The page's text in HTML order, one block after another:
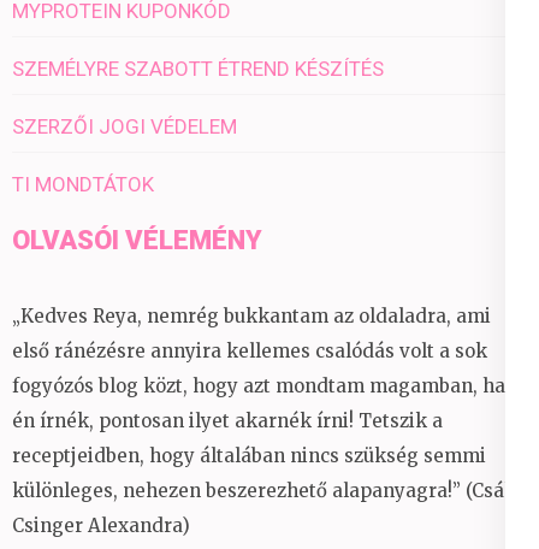
MYPROTEIN KUPONKÓD
SZEMÉLYRE SZABOTT ÉTREND KÉSZÍTÉS
SZERZŐI JOGI VÉDELEM
TI MONDTÁTOK
OLVASÓI VÉLEMÉNY
„Kedves Reya, nemrég bukkantam az oldaladra, ami
első ránézésre annyira kellemes csalódás volt a sok
fogyózós blog közt, hogy azt mondtam magamban, ha
én írnék, pontosan ilyet akarnék írni! Tetszik a
receptjeidben, hogy általában nincs szükség semmi
különleges, nehezen beszerezhető alapanyagra!” (Csáky
Csinger Alexandra)